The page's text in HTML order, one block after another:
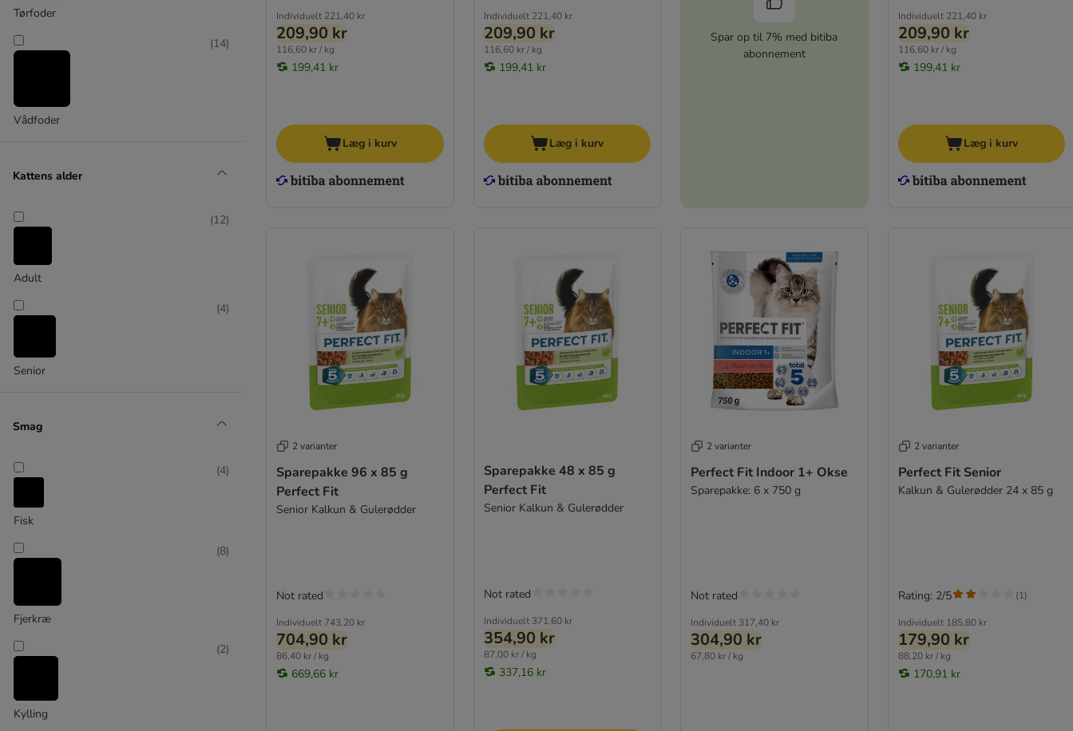
Concept for Life Veterinary Diet
Cosma Asia
GranataPet
Green Petfood
Happy Cat
James wellbeloved
Kattovit
Porta 21
Purina One
Royal Canin Vet Care Nutrition
Schesir
Specific Veterinary Diet
Yarrah
Virbac Veterinary HPM
Tørfoder
Vådfoder
(14)
Kattens alder
Adult
(12)
Senior
(4)
Smag
Fisk
(4)
Fjerkræ
(8)
Kylling
(2)
Individuelt 221,40 kr
209,90 kr
116,60 kr / kg
199,41 kr
Læg i kurv
Individuelt 221,40 kr
209,90 kr
116,60 kr / kg
199,41 kr
Læg i kurv
Spar op til 7% med bitiba
abonnement
Individuelt 221,40 kr
209,90 kr
116,60 kr / kg
199,41 kr
Læg i kurv
2 varianter
Sparepakke 96 x 85 g
Perfect Fit
Senior Kalkun & Gulerødder
Individuelt 743,20 kr
704,90 kr
86,40 kr / kg
669,66 kr
Not rated
Sparepakke 48 x 85 g
Perfect Fit
Senior Kalkun & Gulerødder
Individuelt 371,60 kr
354,90 kr
87,00 kr / kg
337,16 kr
Not rated
2 varianter
Perfect Fit Indoor 1+ Okse
Sparepakke: 6 x 750 g
Individuelt 317,40 kr
304,90 kr
67,80 kr / kg
Not rated
2 varianter
Perfect Fit Senior
Kalkun & Gulerødder 24 x 85 g
Individuelt 185,80 kr
179,90 kr
88,20 kr / kg
170,91 kr
Rating: 2/5 (1)